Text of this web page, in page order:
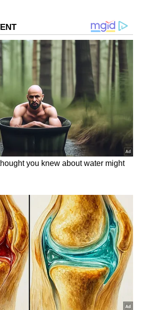
ವಾಸ್ತು ಪ್ರಕಾರವೂ ಒಳಿತು
ವಾಸ್ತು ಪ್ರಕಾರವೂ ಒಳಿತು
ಅಡುಗೆಯಲ್ಲಿ ಬಳಸುವುದರಿಂದ
ಎಂದುಕೊಳ್ಳುತ್ತಾರೆ. ಆದರೆ ವಾಸ್ತು
ಅನೇಕ ಪ್ರಯೋಜನಗಳನ್ನು